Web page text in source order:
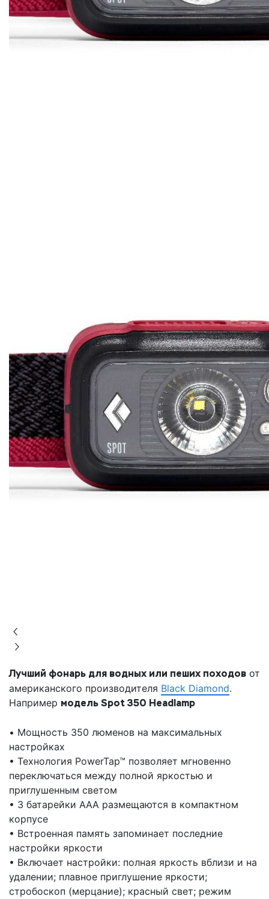
Лучший фонарь для водных или пеших походов от
американского производителя Black Diamond.
Например модель Spot 350 Headlamp
• Мощность 350 люменов на максимальных
настройках
• Технология PowerTap™ позволяет мгновенно
переключаться между полной яркостью и
приглушенным светом
• 3 батарейки ААА размещаются в компактном
корпусе
• Встроенная память запоминает последние
настройки яркости
• Включает настройки: полная яркость вблизи и на
удалении; плавное приглушение яркости;
стробоскоп (мерцание); красный свет; режим